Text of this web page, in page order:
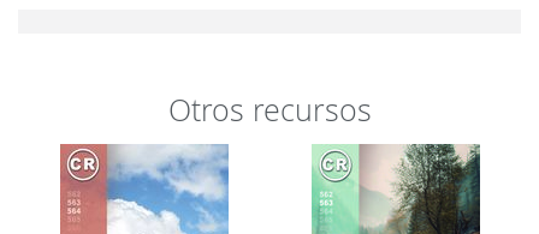
Otros recursos